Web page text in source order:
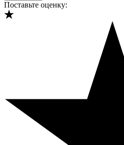
Поставьте оценку: